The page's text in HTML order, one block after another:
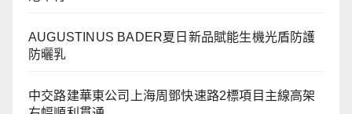
AUGUSTINUS BADER夏日新品賦能生機光盾防護
防曬乳
中交路建華東公司上海周鄧快速路2標項目主線高架